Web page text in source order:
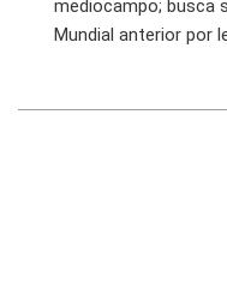
mediocampo; busca
Mundial anterior por